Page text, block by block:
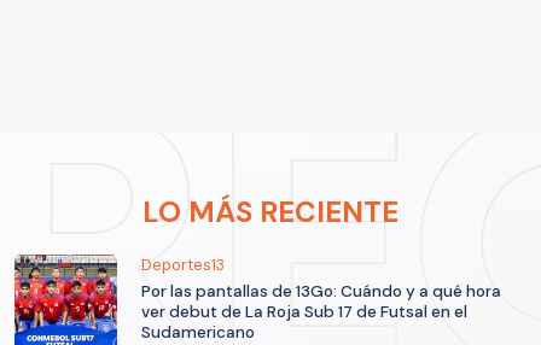
LO MÁS RECIENTE
Deportes13
Por las pantallas de 13Go: Cuándo y a qué hora
ver debut de La Roja Sub 17 de Futsal en el
Sudamericano